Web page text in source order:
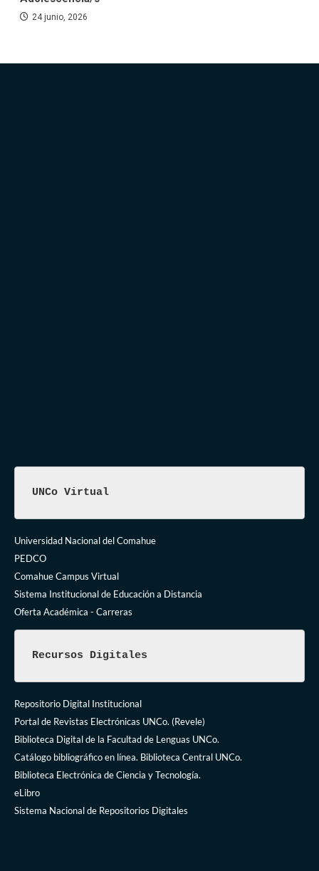
24 junio, 2026
UNCo Virtual
Universidad Nacional del Comahue
PEDCO
Comahue Campus Virtual
Sistema Institucional de Educación a Distancia
Oferta Académica - Carreras
Recursos Digitales
Repositorio Digital Institucional
Portal de Revistas Electrónicas UNCo. (Revele)
Biblioteca Digital de la Facultad de Lenguas UNCo.
Catálogo bibliográfico en línea. Biblioteca Central UNCo.
Biblioteca Electrónica de Ciencia y Tecnología.
eLibro
Sistema Nacional de Repositorios Digitales